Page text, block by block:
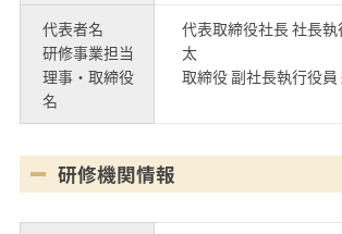
代表者名
研修事業担当
理事・取締役
名
代表取締役社長 社長執
太
取締役 副社長執行役員
研修機関情報